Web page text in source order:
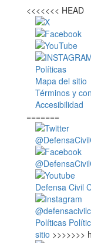
<<<<<<< HEAD
Políticas
Mapa del sitio
Términos y
Accesibilidad
=======
Defensa Civil
Políticas
sitio >>>>>>>